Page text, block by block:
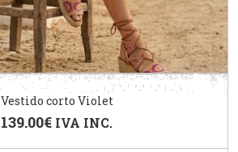
Vestido corto Violet
139.00€ IVA INC.